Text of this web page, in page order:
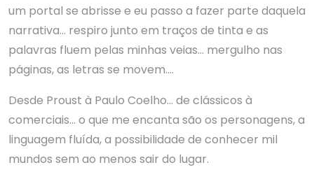
um portal se abrisse e eu passo a fazer parte daquela
narrativa… respiro junto em traços de tinta e as
palavras fluem pelas minhas veias… mergulho nas
páginas, as letras se movem….
Desde Proust à Paulo Coelho… de clássicos à
comerciais… o que me encanta são os personagens, a
linguagem fluída, a possibilidade de conhecer mil
mundos sem ao menos sair do lugar.